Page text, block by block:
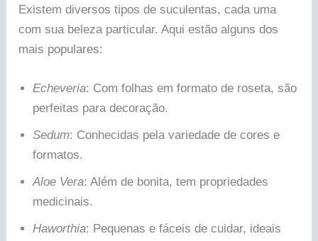
Existem diversos tipos de suculentas, cada uma
com sua beleza particular. Aqui estão alguns dos
mais populares:
Echeveria: Com folhas em formato de roseta, são
perfeitas para decoração.
Sedum: Conhecidas pela variedade de cores e
formatos.
Aloe Vera: Além de bonita, tem propriedades
medicinais.
Haworthia: Pequenas e fáceis de cuidar, ideais